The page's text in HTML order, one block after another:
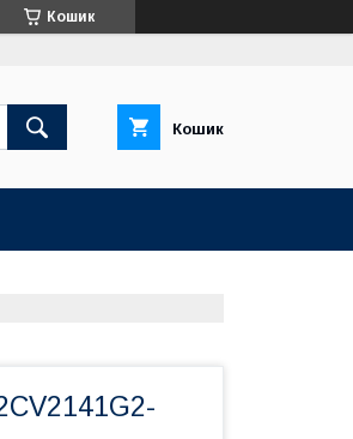
Кошик
Кошик